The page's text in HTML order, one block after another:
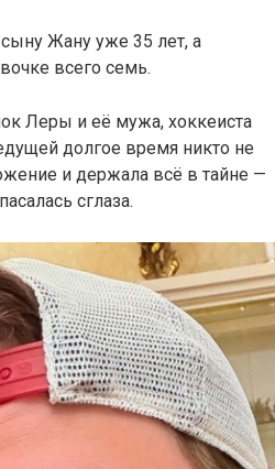
Жану уже 35 лет, а
всего семь.
Леры и её мужа, хоккеиста
долгое время никто не
и держала всё в тайне —
сглаза.